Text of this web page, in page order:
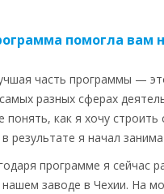
помогла вам
часть программы —
разных сферах
понять, как я хочу строить
результате я начал
программе я сейчас
нашем заводе в Чехии. На